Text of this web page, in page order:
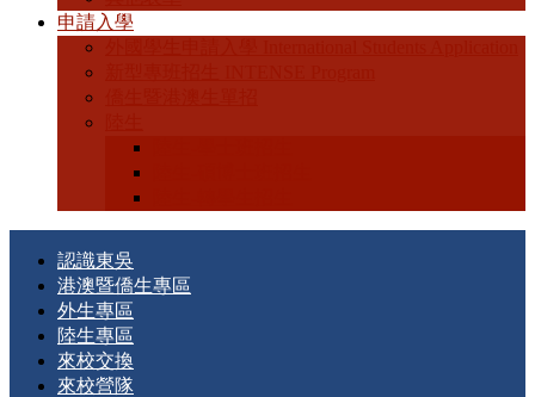
申請入學
認識東吳
港澳暨僑生專區
外生專區
陸生專區
來校交換
來校營隊